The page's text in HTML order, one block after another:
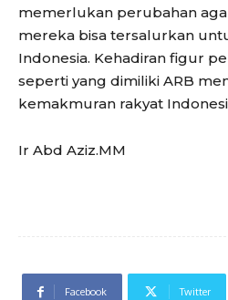
memerlukan perubahan
mereka bisa tersalurkan
Indonesia. Kehadiran figur
seperti yang dimiliki ARB
kemakmuran rakyat
Ir Abd Aziz.MM
Facebook Twitter